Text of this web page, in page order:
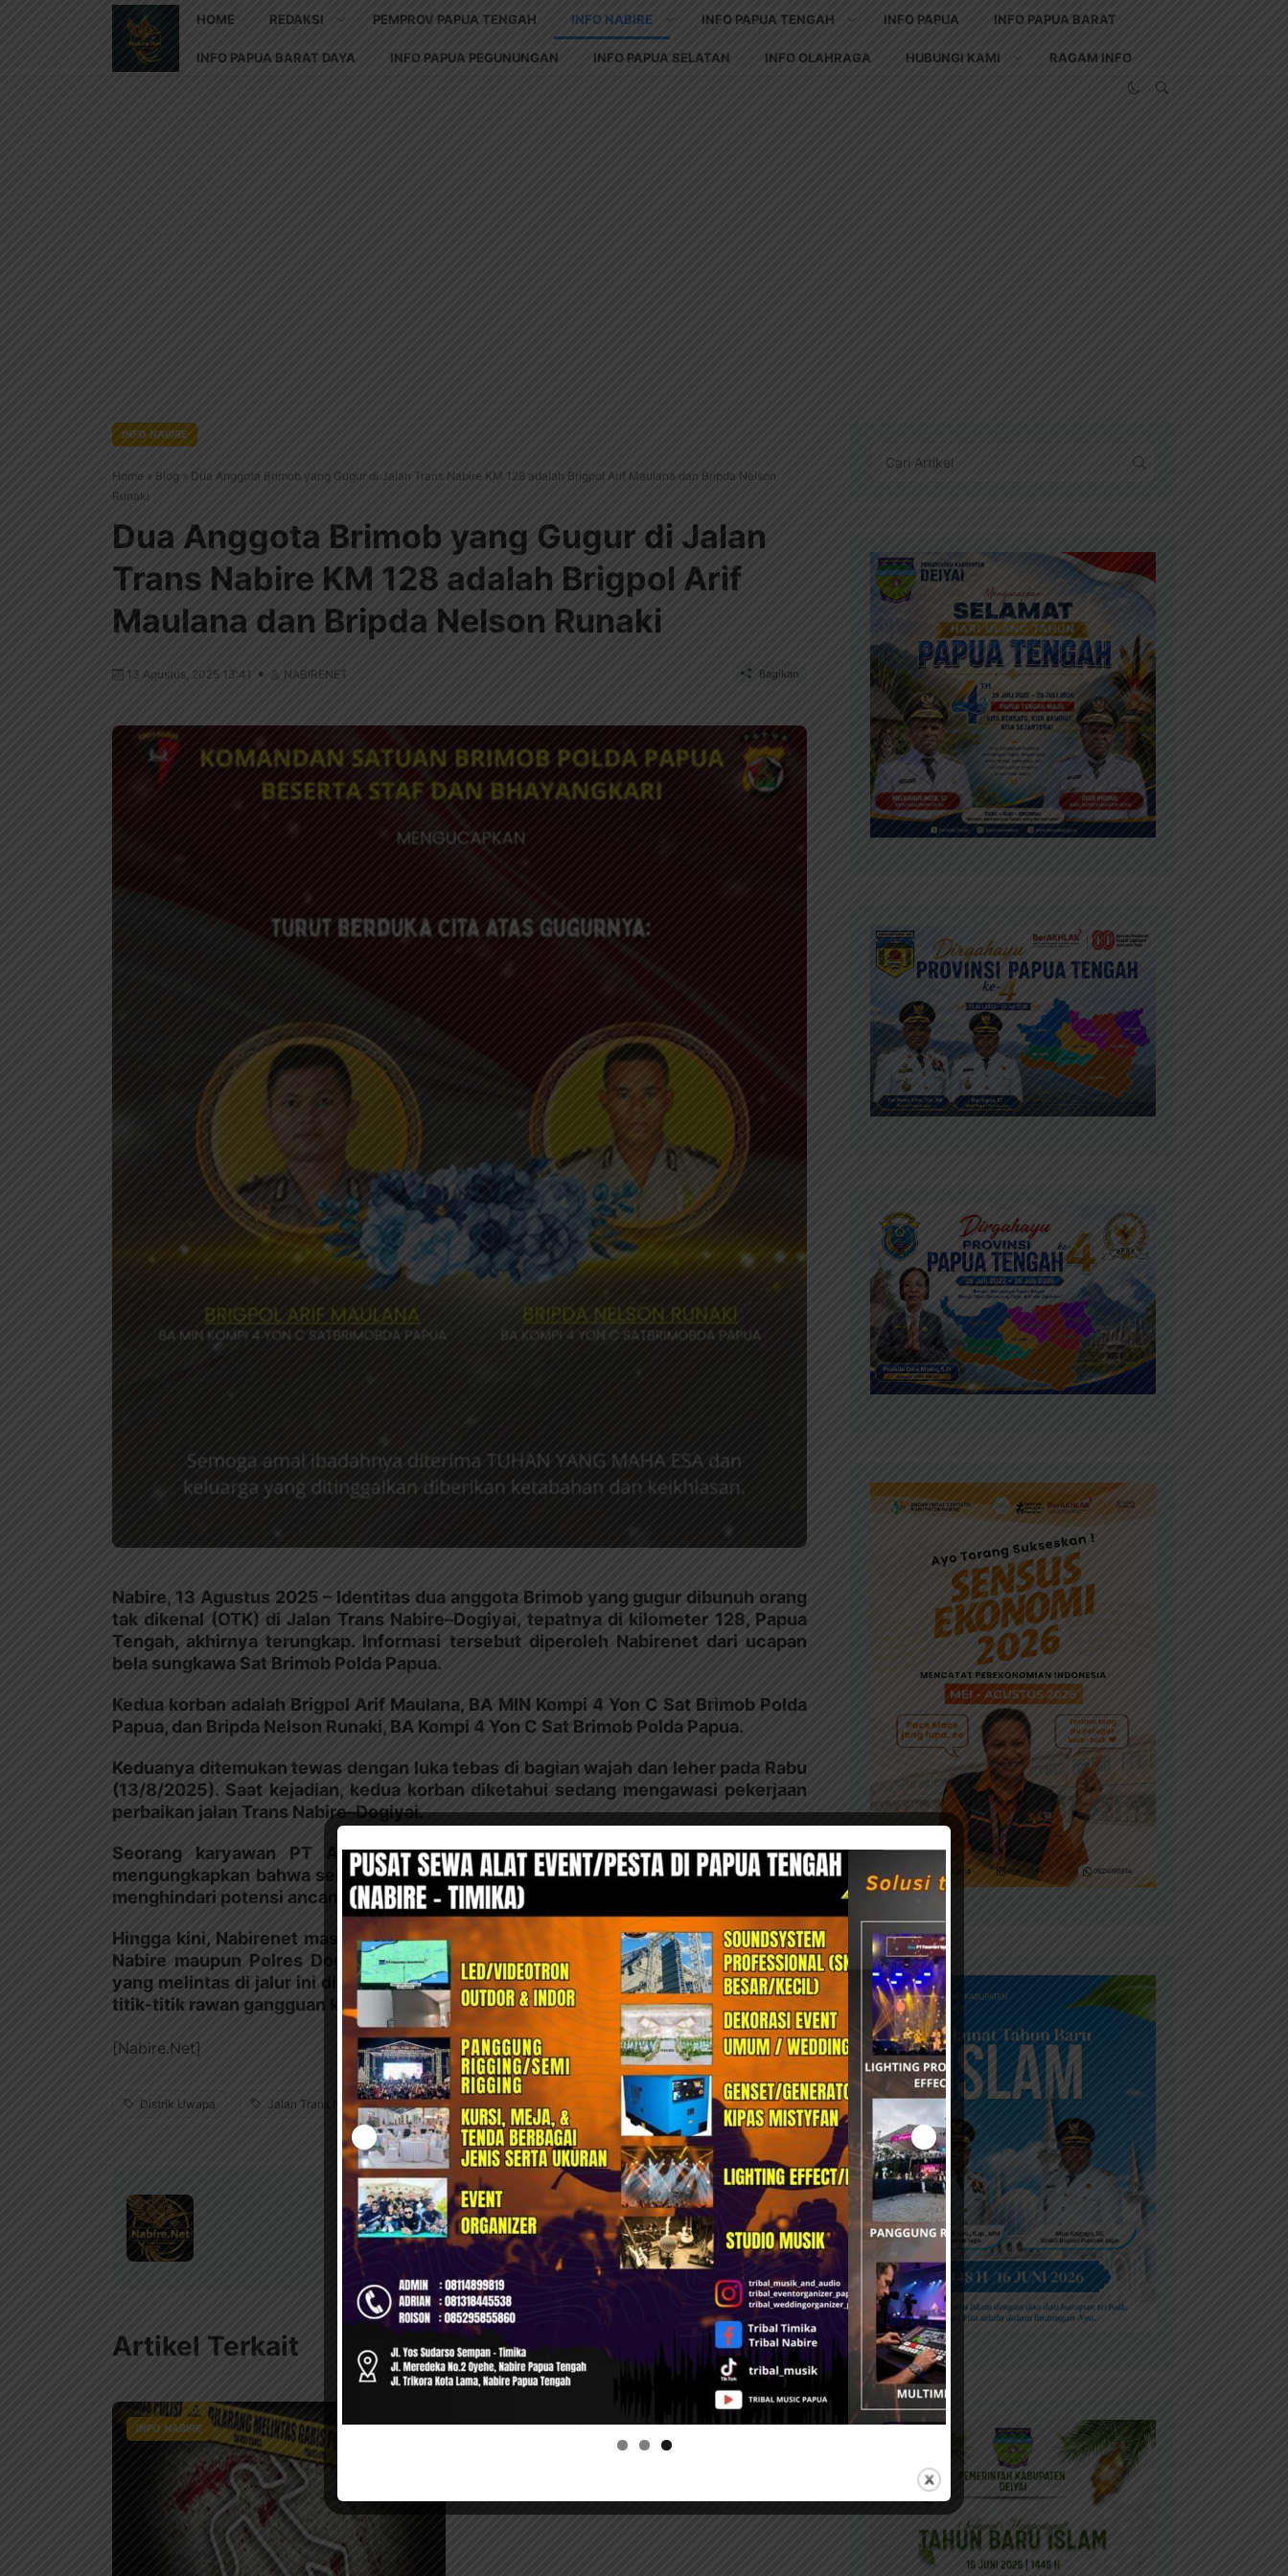
HOME REDAKSI PEMPROV PAPUA TENGAH INFO NABIRE INFO PAPUA TENGAH INFO PAPUA INFO PAPUA BARAT
INFO PAPUA BARAT DAYA INFO PAPUA PEGUNUNGAN INFO PAPUA SELATAN INFO OLAHRAGA HUBUNGI KAMI RAGAM INFO
INFO NABIRE
Home » Blog » Dua Anggota Brimob yang Gugur di Jalan Trans Nabire KM 128 adalah Brigpol Arif Maulana dan Bripda Nelson
Runaki
Dua Anggota Brimob yang Gugur di Jalan
Trans Nabire KM 128 adalah Brigpol Arif
Maulana dan Bripda Nelson Runaki
13 Agustus, 2025 13:41 NABIRENET Bagikan
Nabire, 13 Agustus 2025 – Identitas dua anggota Brimob yang gugur dibunuh orang
tak dikenal (OTK) di Jalan Trans Nabire–Dogiyai, tepatnya di kilometer 128, Papua
Tengah, akhirnya terungkap. Informasi tersebut diperoleh Nabirenet dari ucapan
bela sungkawa Sat Brimob Polda Papua.
Kedua korban adalah Brigpol Arif Maulana, BA MIN Kompi 4 Yon C Sat Brimob Polda
Papua, dan Bripda Nelson Runaki, BA Kompi 4 Yon C Sat Brimob Polda Papua.
Keduanya ditemukan tewas dengan luka tebas di bagian wajah dan leher pada Rabu
(13/8/2025). Saat kejadian, kedua korban diketahui sedang mengawasi pekerjaan
perbaikan jalan Trans Nabire–Dogiyai.
Seorang karyawan PT AMP, kontraktor yang mengerjakan proyek tersebut,
mengungkapkan bahwa seluruh regu pekerja langsung dievakuasi ke Nabire untuk
menghindari potensi ancaman lanjutan.
Hingga kini, Nabirenet masih berupaya mendapatkan keterangan resmi dari Polres
Nabire maupun Polres Dogiyai terkait kronologi dan pelaku penyerangan. Warga
yang melintas di jalur ini diimbau tetap meningkatkan kewaspadaan, terutama pada
titik-titik rawan gangguan keamanan.
[Nabire.Net]
Distrik Uwapa Jalan Trans Nabire Pembunuhan Bagikan
Artikel Terkait
INFO NABIRE